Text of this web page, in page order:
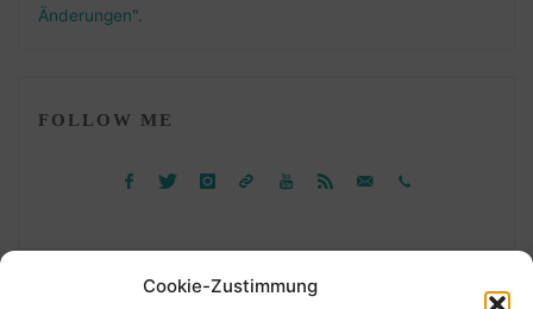
Cookie-Zustimmung
Änderungen".
FOLLOW ME